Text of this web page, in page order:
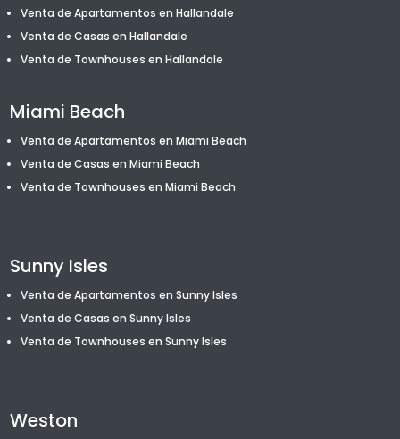
Venta de Apartamentos en Hallandale
Venta de Casas en Hallandale
Venta de Townhouses en Hallandale
Miami Beach
Venta de Apartamentos en Miami Beach
Venta de Casas en Miami Beach
Venta de Townhouses en Miami Beach
Sunny Isles
Venta de Apartamentos en Sunny Isles
Venta de Casas en Sunny Isles
Venta de Townhouses en Sunny Isles
Weston